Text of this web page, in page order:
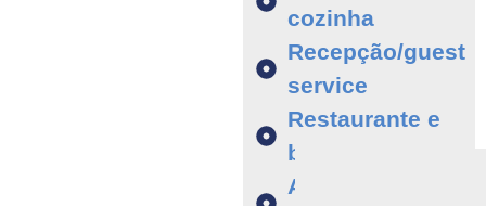
cozinha
Recepção/guest
service
Restaurante e
bar
Assistente de